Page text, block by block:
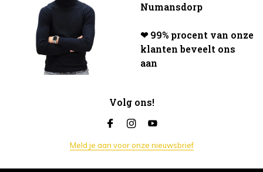
Numansdorp
❤ 99% procent van onze
klanten beveelt ons
aan
Volg ons!
Meld je aan voor onze nieuwsbrief